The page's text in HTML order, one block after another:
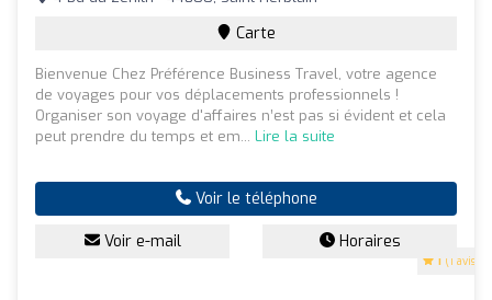
1 (1 avis)
Carte
Bienvenue Chez Préférence Business Travel, votre agence
de voyages pour vos déplacements professionnels !
Organiser son voyage d'affaires n’est pas si évident et cela
peut prendre du temps et em... Lire la suite
Voir le téléphone
Voir e-mail Horaires